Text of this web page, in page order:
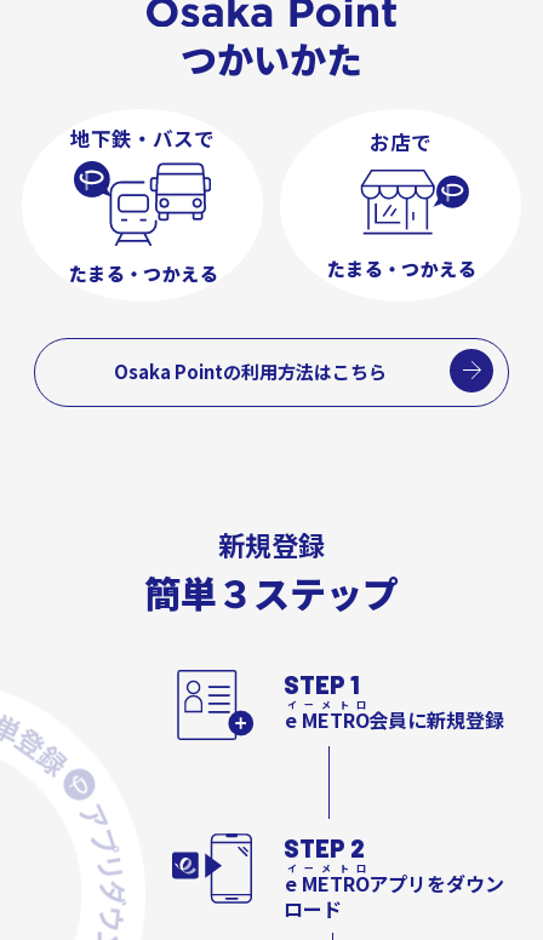
つかいかた
地下鉄・バスで
たまる・つかえる
お店で
たまる・つかえる
Osaka Pointの利用方法はこちら
新規登録
簡単３ステップ
STEP 1
e METRO会員に新規登録
STEP 2
e METROアプリをダウン
ロード